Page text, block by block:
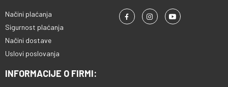
Načini plaćanja
Sigurnost plaćanja
Načini dostave
Uslovi poslovanja
INFORMACIJE O FIRMI: